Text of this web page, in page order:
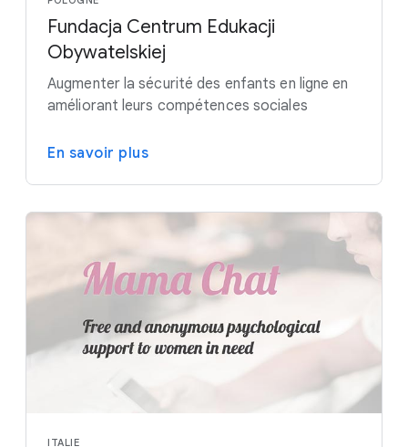
Fundacja Centrum Edukacji
Obywatelskiej
Augmenter la sécurité des enfants en ligne en
améliorant leurs compétences sociales
En savoir plus
ITALIE